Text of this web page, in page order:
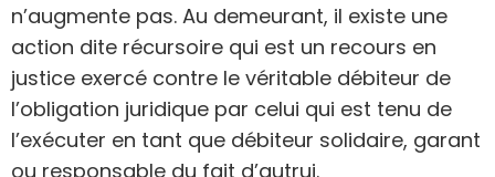
n’augmente pas. Au demeurant, il existe une
action dite récursoire qui est un recours en
justice exercé contre le véritable débiteur de
l’obligation juridique par celui qui est tenu de
l’exécuter en tant que débiteur solidaire, garant
ou responsable du fait d’autrui.